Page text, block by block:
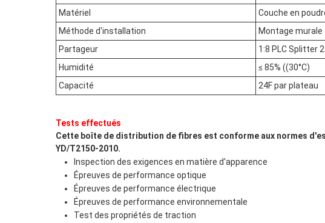
Matériel
Couche en
Méthode d'installation
Montage
Partageur
1:8 PLC Splitter
Humidité
≤ 85% ((30°C)
Capacité
24F par plateau
Tests effectués
Cette boîte de distribution de fibres est conforme aux normes
YD/T2150-2010.
Inspection des exigences en matière d'apparence
Épreuves de performance optique
Épreuves de performance électrique
Épreuves de performance environnementale
Test des propriétés de traction